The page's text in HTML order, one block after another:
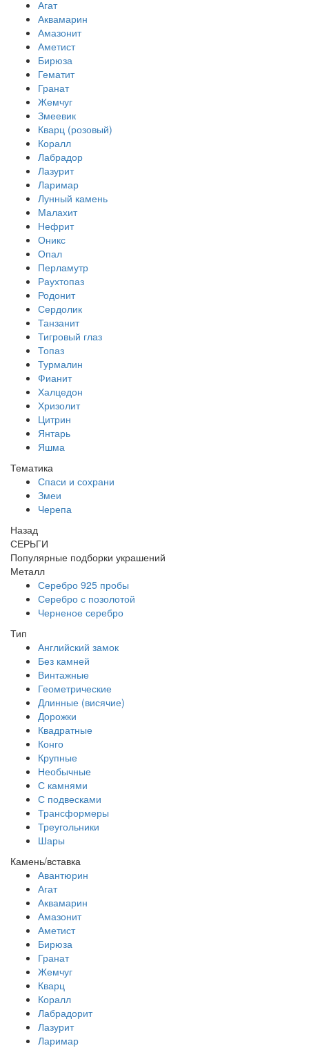
Агат
Аквамарин
Амазонит
Аметист
Бирюза
Гематит
Гранат
Жемчуг
Змеевик
Кварц (розовый)
Коралл
Лабрадор
Лазурит
Ларимар
Лунный камень
Малахит
Нефрит
Оникс
Опал
Перламутр
Раухтопаз
Родонит
Сердолик
Танзанит
Тигровый глаз
Топаз
Турмалин
Фианит
Халцедон
Хризолит
Цитрин
Янтарь
Яшма
Тематика
Спаси и сохрани
Змеи
Черепа
Назад
СЕРЬГИ
Популярные подборки украшений
Металл
Серебро 925 пробы
Серебро с позолотой
Черненое серебро
Тип
Английский замок
Без камней
Винтажные
Геометрические
Длинные (висячие)
Дорожки
Квадратные
Конго
Крупные
Необычные
С камнями
С подвесками
Трансформеры
Треугольники
Шары
Камень/вставка
Авантюрин
Агат
Аквамарин
Амазонит
Аметист
Бирюза
Гранат
Жемчуг
Кварц
Коралл
Лабрадорит
Лазурит
Ларимар